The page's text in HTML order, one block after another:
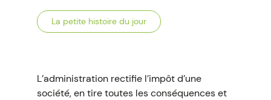
La petite histoire du jour
L’administration rectifie l’impôt d’une
société, en tire toutes les conséquences et